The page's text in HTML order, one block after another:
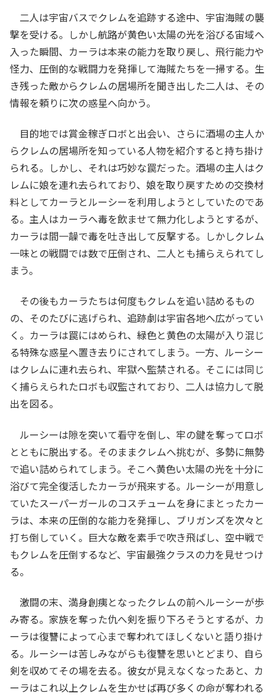
二人は宇宙バスでクレムを追跡する途中、宇宙海賊の襲
撃を受ける。しかし航路が黄色い太陽の光を浴びる宙域へ
入った瞬間、カーラは本来の能力を取り戻し、飛行能力や
怪力、圧倒的な戦闘力を発揮して海賊たちを一掃する。生
き残った敵からクレムの居場所を聞き出した二人は、その
情報を頼りに次の惑星へ向かう。
目的地では賞金稼ぎロボと出会い、さらに酒場の主人か
らクレムの居場所を知っている人物を紹介すると持ち掛け
られる。しかし、それは巧妙な罠だった。酒場の主人はク
レムに娘を連れ去られており、娘を取り戻すための交換材
料としてカーラとルーシーを利用しようとしていたのであ
る。主人はカーラへ毒を飲ませて無力化しようとするが、
カーラは間一髞で毒を吐き出して反撃する。しかしクレム
一味との戦闘では数で圧倒され、二人とも捕らえられてし
まう。
その後もカーラたちは何度もクレムを追い詰めるもの
の、そのたびに逃げられ、追跡劇は宇宙各地へ広がってい
く。カーラは罠にはめられ、緑色と黄色の太陽が入り混じ
る特殊な惑星へ置き去りにされてしまう。一方、ルーシー
はクレムに連れ去られ、牢獄へ監禁される。そこには同じ
く捕らえられたロボも収監されており、二人は協力して脱
出を図る。
ルーシーは隙を突いて看守を倒し、牢の鍵を奪ってロボ
とともに脱出する。そのままクレムへ挑むが、多勢に無勢
で追い詰められてしまう。そこへ黄色い太陽の光を十分に
浴びて完全復活したカーラが飛来する。ルーシーが用意し
ていたスーパーガールのコスチュームを身にまとったカー
ラは、本来の圧倒的な能力を発揮し、ブリガンズを次々と
打ち倒していく。巨大な敵を素手で吹き飛ばし、空中戦で
もクレムを圧倒するなど、宇宙最強クラスの力を見せつけ
る。
激闘の末、満身創痍となったクレムの前へルーシーが歩
み寄る。家族を奪った仇へ剣を振り下ろそうとするが、カ
ーラは復讐によって心まで奪われてほしくないと語り掛け
る。ルーシーは苦しみながらも復讐を思いとどまり、自ら
剣を収めてその場を去る。彼女が見えなくなったあと、カ
ーラはこれ以上クレムを生かせば再び多くの命が奪われる